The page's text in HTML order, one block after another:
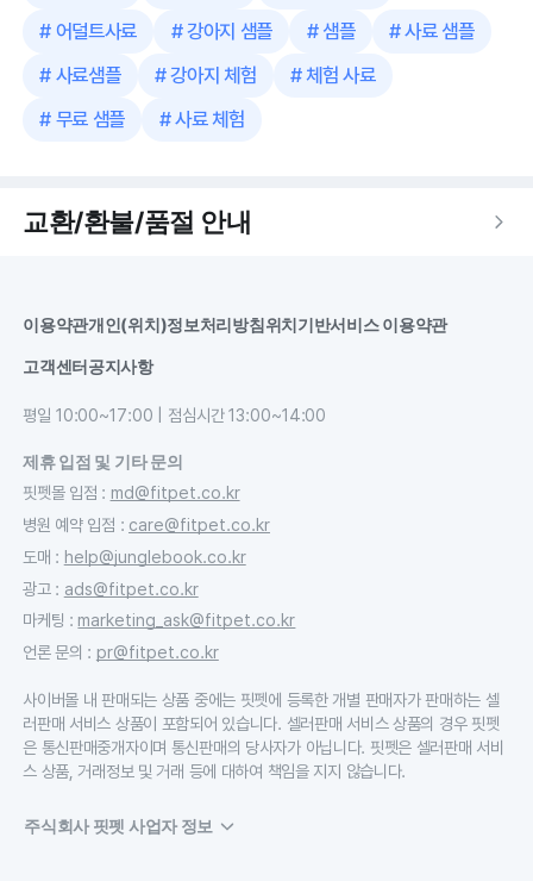
# 어덜트사료 #강아지 샘플 #샘플 #사료 샘플
# 사료샘플 #강아지 체험 #체험 사료
# 무료 샘플 #사료 체험
교환/환불/품절 안내
이용약관개인(위치)정보처리방침위치기반서비스 이용약관
고객센터공지사항
평일 10:00~17:00 | 점심시간 13:00~14:00
제휴 입점 및 기타 문의
핏펫몰 입점 : md@fitpet.co.kr
병원 예약 입점 : care@fitpet.co.kr
도매 : help@junglebook.co.kr
광고: ads@fitpet.co.kr
마케팅 : marketing_ask@fitpet.co.kr
언론 문의 : pr@fitpet.co.kr
사이버몰 내 판매되는 상품 중에는 핏펫에 등록한 개별 판매자가 판매하는 셀
러판매 서비스 상품이 포함되어 있습니다. 셀러판매 서비스 상품의 경우 핏펫
은 통신판매중개자이며 통신판매의 당사자가 아닙니다. 핏펫은 셀러판매 서비
스 상품, 거래정보 및 거래 등에 대하여 책임을 지지 않습니다.
주식회사 핏펫 사업자 정보